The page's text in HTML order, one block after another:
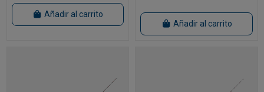
Añadir al carrito
Añadir al carrito